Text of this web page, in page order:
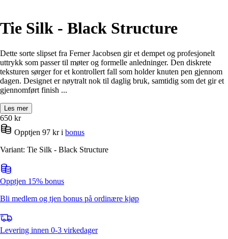
Informasjon
Lukk
Reise
Informasjon
Tips og triks
Målsøm
Lukk
Tie Silk - Black Structure
Dette sorte slipset fra Ferner Jacobsen gir et dempet og profesjonelt
uttrykk som passer til møter og formelle anledninger. Den diskrete
teksturen sørger for et kontrollert fall som holder knuten pen gjennom
dagen. Designet er nøytralt nok til daglig bruk, samtidig som det gir et
gjennomført finish ...
Les mer
650 kr
Opptjen 97 kr i bonus
Variant: Tie Silk - Black Structure
Opptjen 15% bonus
Bli medlem og tjen bonus på ordinære kjøp
Levering innen 0-3 virkedager